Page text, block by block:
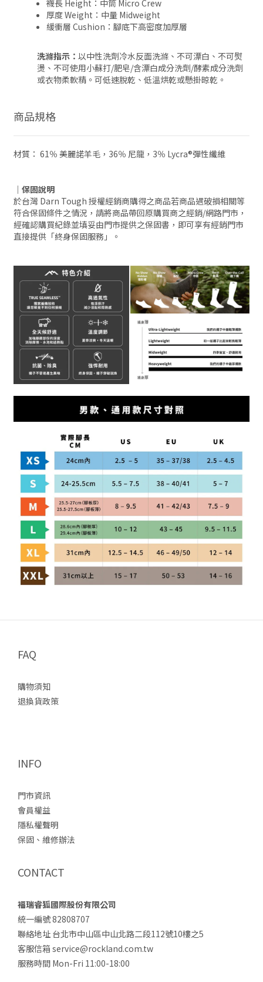
襪長 Height：中筒 Micro Crew
厚度 Weight：中量 Midweight
緩衝層 Cushion：腳底下高密度加厚層
洗滌指示： 以中性洗劑冷水反面洗滌、不可漂白、不可熨
燙、不可使用小蘇打/肥皂/含漂白成分洗劑/酵素成分洗劑
或衣物柔軟精。可低速脫乾、低溫烘乾或懸掛晾乾。
商品規格
材質： 61％ 美麗諾羊毛，36％ 尼龍，3％ Lycra®彈性纖維
｜保固說明
於台灣 Darn Tough 授權經銷商購得之商品若商品遇破損相關等
符合保固條件之情況，請將商品帶回原購買商之經銷/網路門市，
經確認購買紀錄並填妥由門市提供之保固書，即可享有經銷門市
直接提供「終身保固服務」。
FAQ
購物須知
退換貨政策
INFO
門市資訊
會員權益
隱私權聲明
保固、維修辦法
CONTACT
福瑞睿狐國際股份有限公司
統一編號 82808707
聯絡地址 台北市中山區中山北路二段112號10樓之5
客服信箱 service@rockland.com.tw
服務時間 Mon-Fri 11:00-18:00